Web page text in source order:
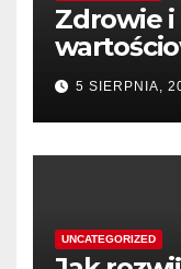
Zdrowie
5 SIERPNIA,
UNCATEGORIZED